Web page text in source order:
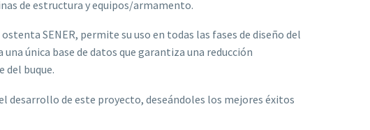
de estructura y equipos/armamento.
SENER, permite su uso en todas las fases de diseño del
única base de datos que garantiza una reducción
del buque.
desarrollo de este proyecto, deseándoles los mejores éxitos